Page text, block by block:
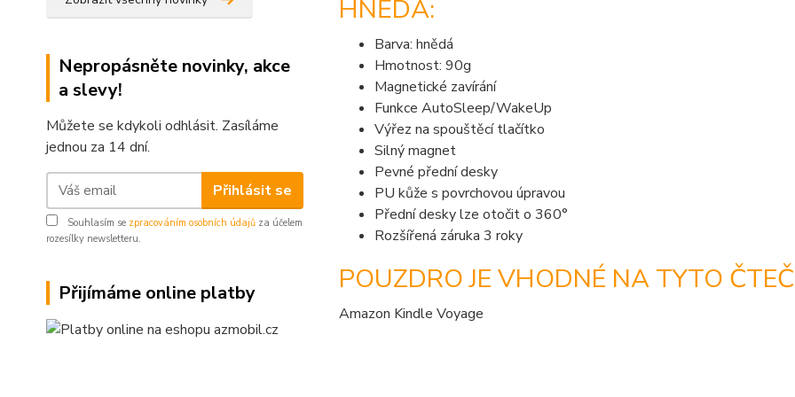
Nepropásněte novinky, akce
a slevy!
Můžete se kdykoli odhlásit. Zasíláme
jednou za 14 dní.
Přihlásit se
Souhlasím se zpracováním osobních údajů za účelem
rozesílky newsletteru.
Přijímáme online platby
HNĚDÁ:
Barva: hnědá
Hmotnost: 90g
Magnetické zavírání
Funkce AutoSleep/WakeUp
Výřez na spouštěcí tlačítko
Silný magnet
Pevné přední desky
PU kůže s povrchovou úpravou
Přední desky lze otočit o 360°
Rozšířená záruka 3 roky
POUZDRO JE VHODNÉ NA TYTO
Amazon Kindle Voyage